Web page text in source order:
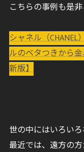
こちらの事例も是非
シャネル（
ルのベタつきから
新版】
世の中にはいろいろ
最近では、遠方の